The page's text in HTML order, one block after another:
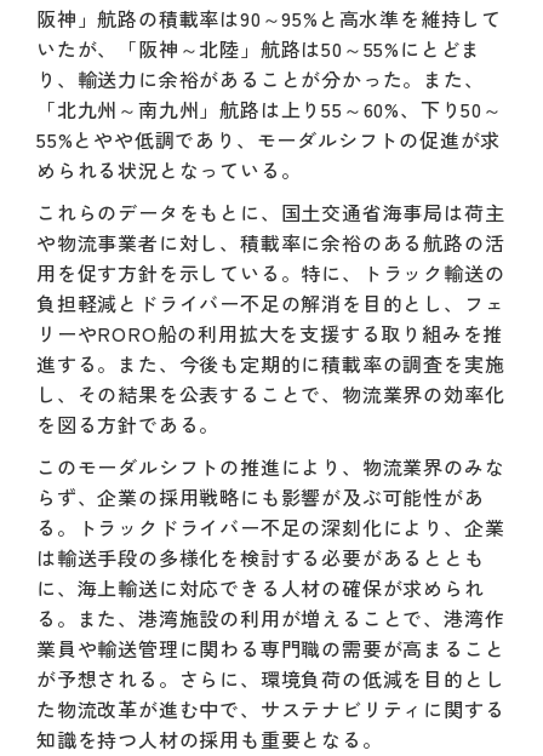
阪神」航路の積載率は90～95%と高水準を維持して
いたが、「阪神～北陸」航路は50～55%にとどま
り、輸送力に余裕があることが分かった。また、
「北九州～南九州」航路は上り55～60%、下り50～
55%とやや低調であり、モーダルシフトの促進が求
められる状況となっている。
これらのデータをもとに、国土交通省海事局は荷主
や物流事業者に対し、積載率に余裕のある航路の活
用を促す方針を示している。特に、トラック輸送の
負担軽減とドライバー不足の解消を目的とし、フェ
リーやRORO船の利用拡大を支援する取り組みを推
進する。また、今後も定期的に積載率の調査を実施
し、その結果を公表することで、物流業界の効率化
を図る方針である。
このモーダルシフトの推進により、物流業界のみな
らず、企業の採用戦略にも影響が及ぶ可能性があ
る。トラックドライバー不足の深刻化により、企業
は輸送手段の多様化を検討する必要があるととも
に、海上輸送に対応できる人材の確保が求められ
る。また、港湾施設の利用が増えることで、港湾作
業員や輸送管理に関わる専門職の需要が高まること
が予想される。さらに、環境負荷の低減を目的とし
た物流改革が進む中で、サステナビリティに関する
知識を持つ人材の採用も重要となる。